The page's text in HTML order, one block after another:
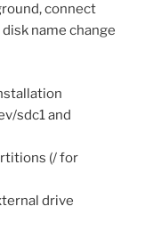
connect
name change
sdc1 and
(/ for
drive